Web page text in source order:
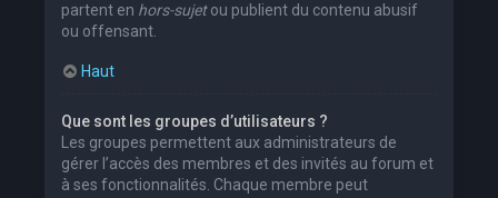
partent en hors-sujetou publient du contenu abusif
ou offensant.
Haut
Que sont les groupes d’utilisateurs ?
Les groupes permettent aux administrateurs de
gérer l’accès des membres et des invités au forum et
à ses fonctionnalités. Chaque membre peut